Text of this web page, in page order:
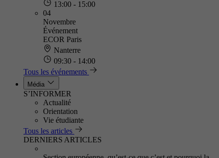
13:00 - 15:00
04
Novembre
Événement
ECOR Paris
Nanterre
09:30 - 14:00
Tous les événements
Média
S’INFORMER
Actualité
Orientation
Vie étudiante
Tous les articles
DERNIERS ARTICLES